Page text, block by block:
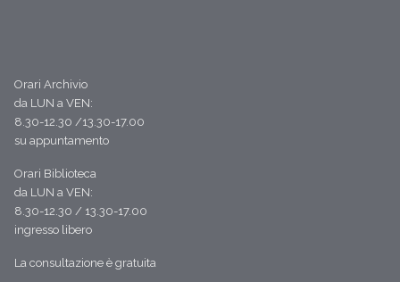
Orari Archivio
da LUN a VEN:
8.30-12.30 /13.30-17.00
su appuntamento
Orari Biblioteca
da LUN a VEN:
8.30-12.30 / 13.30-17.00
ingresso libero
La consultazione è gratuita